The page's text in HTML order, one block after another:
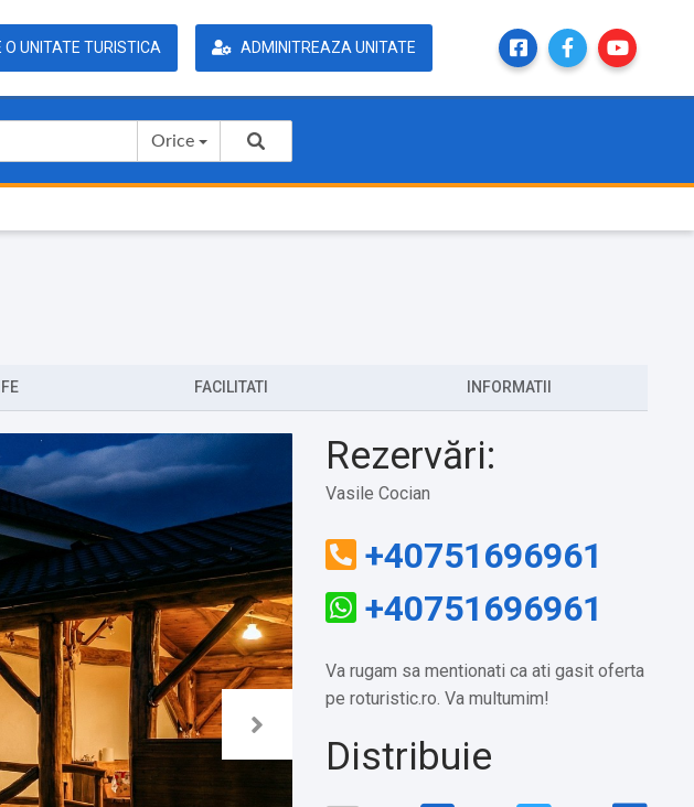
O UNITATE TURISTICA ADMINITREAZA UNITATE
Orice
FACILITATI INFORMATII
Rezervări:
Vasile Cocian
+40751696961
+40751696961
Va rugam sa mentionati ca ati gasit oferta
pe roturistic.ro. Va multumim!
Distribuie